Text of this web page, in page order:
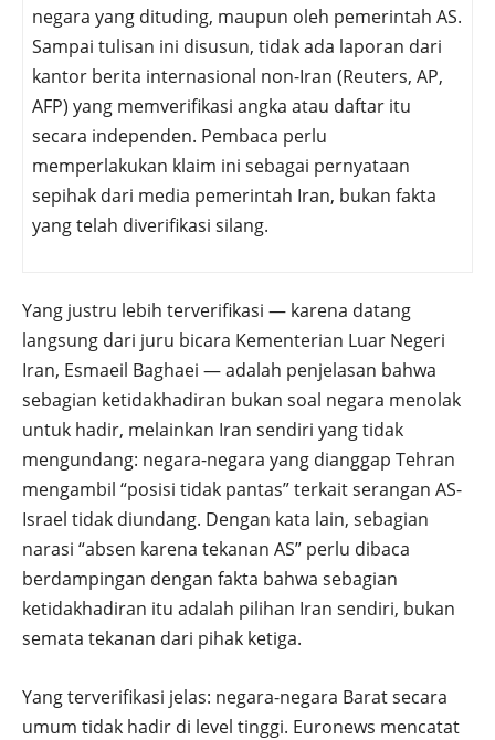
negara yang dituding, maupun oleh pemerintah AS.
Sampai tulisan ini disusun, tidak ada laporan dari
kantor berita internasional non-Iran (Reuters, AP,
AFP) yang memverifikasi angka atau daftar itu
secara independen. Pembaca perlu
memperlakukan klaim ini sebagai pernyataan
sepihak dari media pemerintah Iran, bukan fakta
yang telah diverifikasi silang.
Yang justru lebih terverifikasi — karena datang
langsung dari juru bicara Kementerian Luar Negeri
Iran, Esmaeil Baghaei — adalah penjelasan bahwa
sebagian ketidakhadiran bukan soal negara menolak
untuk hadir, melainkan Iran sendiri yang tidak
mengundang: negara-negara yang dianggap Tehran
mengambil “posisi tidak pantas” terkait serangan AS-
Israel tidak diundang. Dengan kata lain, sebagian
narasi “absen karena tekanan AS” perlu dibaca
berdampingan dengan fakta bahwa sebagian
ketidakhadiran itu adalah pilihan Iran sendiri, bukan
semata tekanan dari pihak ketiga.
Yang terverifikasi jelas: negara-negara Barat secara
umum tidak hadir di level tinggi. Euronews mencatat